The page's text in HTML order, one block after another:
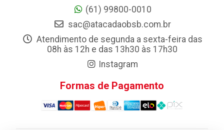
(61) 99800-0010
sac@atacadaobsb.com.br
Atendimento de segunda a sexta-feira das
08h às 12h e das 13h30 às 17h30
Instagram
Formas de Pagamento